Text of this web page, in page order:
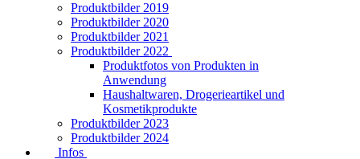
Produktbilder 2019
Produktbilder 2020
Produktbilder 2021
Produktbilder 2022
Produktfotos von Produkten in
Anwendung
Haushaltwaren, Drogerieartikel und
Kosmetikprodukte
Produktbilder 2023
Produktbilder 2024
Infos